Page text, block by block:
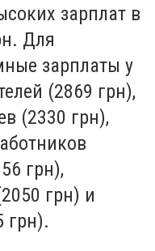
зарплат в
Для
зарплаты у
(2869 грн),
(2330 грн),
грн),
грн) и
грн).